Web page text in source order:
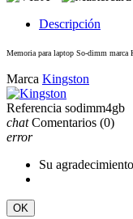
Descripción
Memoria para laptop So-dimm
Marca Kingston
Referencia sodimm4gb
chat Comentarios (0)
error
Su
OK